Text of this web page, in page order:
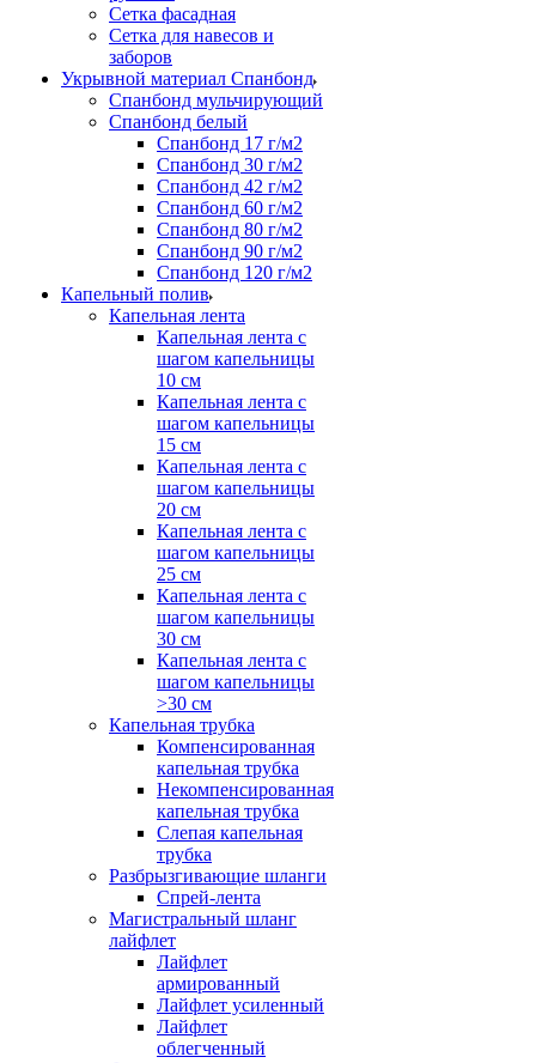
Сетка фасадная
Сетка для навесов и
заборов
Укрывной материал Спанбонд
Спанбонд мульчирующий
Спанбонд белый
Спанбонд 17 г/м2
Спанбонд 30 г/м2
Спанбонд 42 г/м2
Спанбонд 60 г/м2
Спанбонд 80 г/м2
Спанбонд 90 г/м2
Спанбонд 120 г/м2
Капельный полив
Капельная лента
Капельная лента с
шагом капельницы
10 см
Капельная лента с
шагом капельницы
15 см
Капельная лента с
шагом капельницы
20 см
Капельная лента с
шагом капельницы
25 см
Капельная лента с
шагом капельницы
30 см
Капельная лента с
шагом капельницы
>30 см
Капельная трубка
Компенсированная
капельная трубка
Некомпенсированная
капельная трубка
Слепая капельная
трубка
Разбрызгивающие шланги
Спрей-лента
Магистральный шланг
лайфлет
Лайфлет
армированный
Лайфлет усиленный
Лайфлет
облегченный